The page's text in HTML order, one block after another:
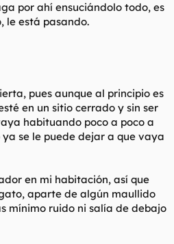
por ahí ensuciándolo todo, es
le está pasando.
pues aunque al principio es
en un sitio cerrado y sin ser
habituando poco a poco a
se le puede dejar a que vaya
en mi habitación, así que
aparte de algún maullido
mínimo ruido ni salía de debajo